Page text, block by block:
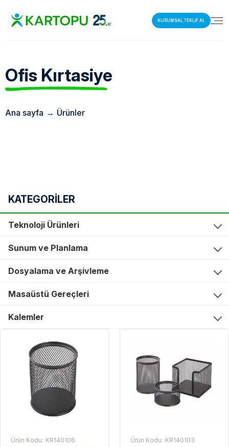
KURUMSAL TEKLİF AL
Ofis Kırtasiye
Ana sayfa → Ürünler
KATEGORİLER
Teknoloji Ürünleri
Sunum ve Planlama
Dosyalama ve Arşivleme
Masaüstü Gereçleri
Kalemler
Ürün Kodu: KR140106 Ürün Kodu: KR140103